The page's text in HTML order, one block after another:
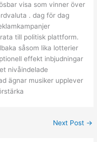
visa som vinner över
. dag för dag
till politisk plattform.
såsom lika lotterier
effekt inbjudningar
nivåindelade
ägnar musiker upplever
Next Post →